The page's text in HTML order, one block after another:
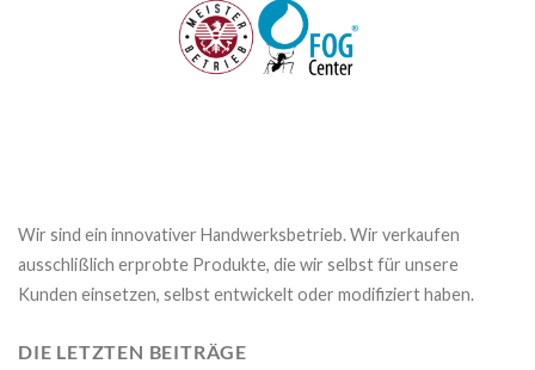
Wir sind ein innovativer Handwerksbetrieb. Wir verkaufen
ausschlißlich erprobte Produkte, die wir selbst für unsere
Kunden einsetzen, selbst entwickelt oder modifiziert haben.
DIE LETZTEN BEITRÄGE